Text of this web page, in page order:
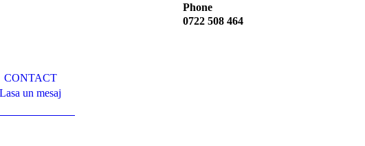
Phone
0722 508 464
CONTACT
Lasa un mesaj